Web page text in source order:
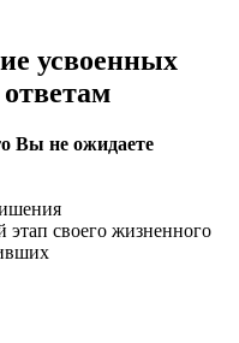
усвоенных
Вы не ожидаете
этап своего жизненного